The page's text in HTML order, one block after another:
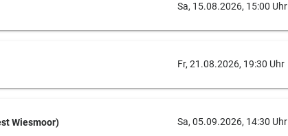
Sa, 15.08.2026, 15:00 Uhr
Fr, 21.08.2026, 19:30 Uhr
Wiesmoor) Sa, 05.09.2026, 14:30 Uhr